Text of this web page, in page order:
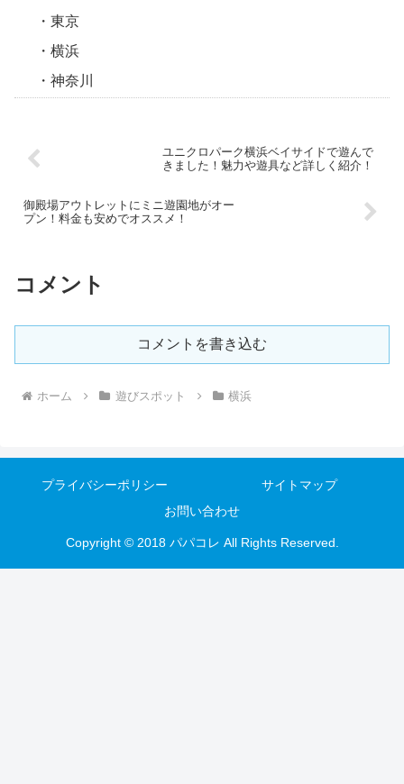
東京
横浜
神奈川
ユニクロパーク横浜ベイサイドで遊んで
きました！魅力や遊具など詳しく紹介！
御殿場アウトレットにミニ遊園地がオー
プン！料金も安めでオススメ！
コメント
コメントを書き込む
ホーム 遊びスポット 横浜
プライバシーポリシー
サイトマップ
お問い合わせ
Copyright © 2018 パパコレ All Rights Reserved.